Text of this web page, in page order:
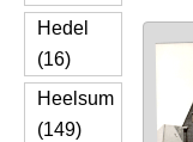
Hedel
(16)
Heelsum
(149)